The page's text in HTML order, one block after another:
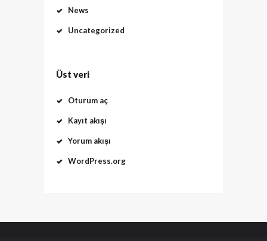
News
Uncategorized
Üst veri
Oturum aç
Kayıt akışı
Yorum akışı
WordPress.org